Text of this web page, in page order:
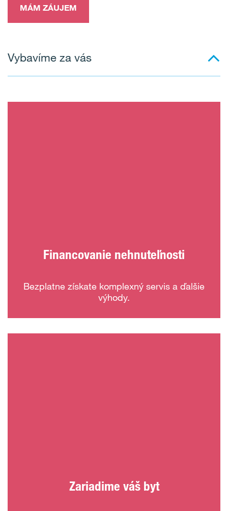
MÁM ZÁUJEM
Vybavíme za vás
Financovanie nehnuteľnosti
Bezplatne získate komplexný servis a ďalšie
výhody.
Zariadime váš byt